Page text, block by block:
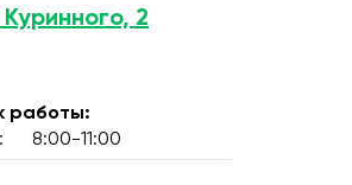
2
работы:
8:00-11:00